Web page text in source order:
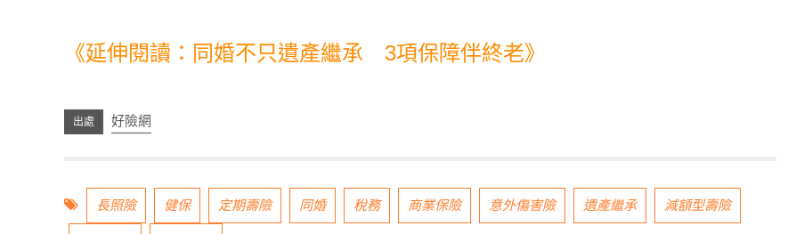
《延伸閱讀：同婚不只遺產繼承 3項保障伴終老》
好險網
長照險 健保 定期壽險 同婚 稅務 商業保險 意外傷害險 遺產繼承 減額型壽險